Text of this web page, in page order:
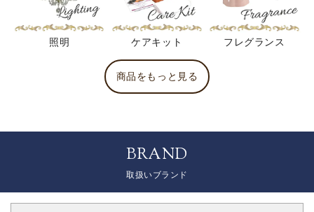
照明 ケアキット フレグランス
商品をもっと見る
BRAND
取扱いブランド